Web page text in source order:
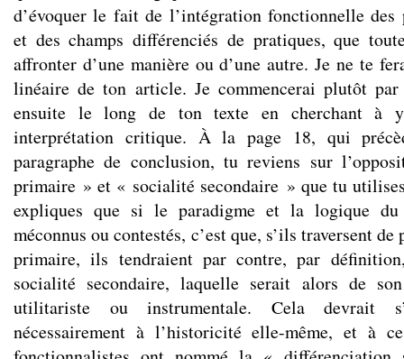
d’évoquer le fait de l’intégration fonctionnelle des
et des champs différenciés de pratiques, que
affronter d’une manière ou d’une autre. Je ne te
linéaire de ton article. Je commencerai plutôt
ensuite le long de ton texte en cherchant à
interprétation critique. À la page 18, qui
paragraphe de conclusion, tu reviens sur
primaire » et « socialité secondaire » que tu
expliques que si le paradigme et la logique
méconnus ou contestés, c’est que, s’ils traversent
primaire, ils tendraient par contre, par
socialité secondaire, laquelle serait alors de
utilitariste ou instrumentale. Cela devrait
nécessairement à l’historicité elle-même, et à